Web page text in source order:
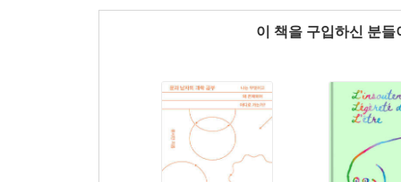
이 책을 구입하신 분